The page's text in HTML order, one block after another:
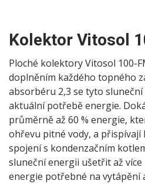
Kolektor Vitosol
Ploché kolektory Vitosol 100-
doplněním každého topného
absorbéru 2,3 se tyto
aktuální potřebě energie.
průměrně až 60 % energie,
ohřevu pitné vody, a přispívají
spojení s kondenzačním
sluneční energii ušetřit až
energie potřebné na vytápění